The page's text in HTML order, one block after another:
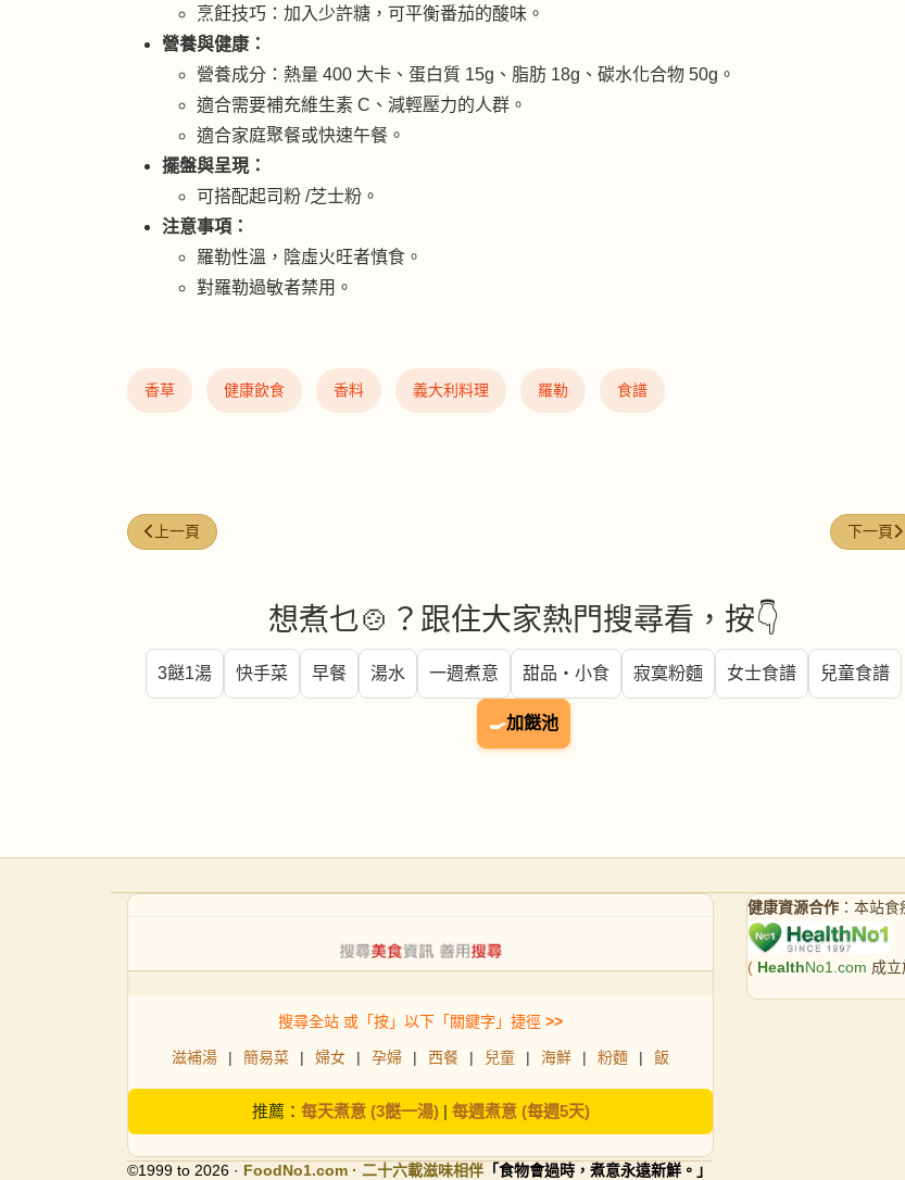
烹飪技巧：加入少許糖，可平衡番茄的酸味。
營養與健康：
營養成分：熱量 400 大卡、蛋白質 15g、脂肪 18g、碳水化合物 50g。
適合需要補充維生素 C、減輕壓力的人群。
適合家庭聚餐或快速午餐。
擺盤與呈現：
可搭配起司粉 /芝士粉。
注意事項：
羅勒性溫，陰虛火旺者慎食。
對羅勒過敏者禁用。
香草 健康飲食 香料 義大利料理 羅勒 食譜
上一篇文章: 迷迭香 (Rosemary)：地中海的陽光氣息
上一頁 下一篇
下一頁
想煮乜🍲？跟住大家熱門搜尋看，按👇
3餸1湯 快手菜 早餐 湯水 一週煮意 甜品・小食 寂寞粉麵 女士食譜 兒童食譜
🍳加餸池
搜尋全站 或「按」以下「關鍵字」捷徑 >>
滋補湯 | 簡易菜 | 婦女 | 孕婦 | 西餐 | 兒童 | 海鮮 | 粉麵 | 飯
推薦： 每天煮意 (3餸一湯)| 每週煮意 (每週5天)
©1999 to 2026 · FoodNo1.com · 二十六載滋味相伴 「食物會過時，煮意永遠新鮮。」
健康資源合作 ：本站
( HealthNo1.com 成